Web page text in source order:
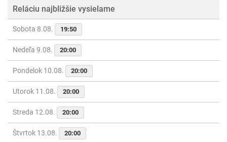
Reláciu najbližšie vysielame
Sobota 8.08. 19:50
Nedeľa 9.08. 20:00
Pondelok 10.08. 20:00
Utorok 11.08. 20:00
Streda 12.08. 20:00
Štvrtok 13.08. 20:00